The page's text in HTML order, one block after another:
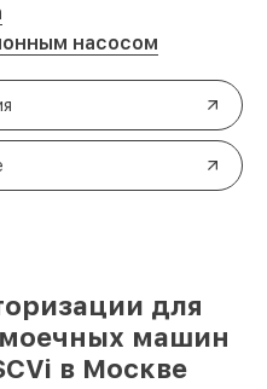
насосом
для
машин
в Москве